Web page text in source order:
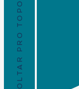
VOLTAR PRO TOPO